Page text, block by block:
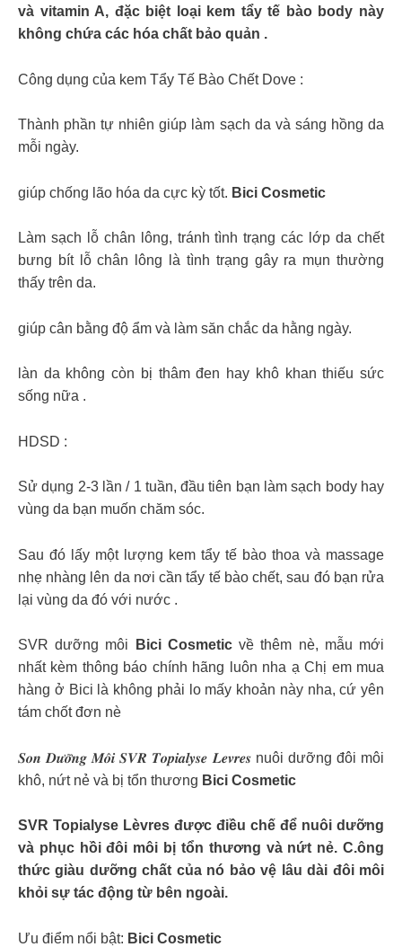
và vitamin A, đặc biệt loại kem tẩy tế bào body này
không chứa các hóa chất bảo quản .
Công dụng của kem Tẩy Tế Bào Chết Dove :
Thành phần tự nhiên giúp làm sạch da và sáng hồng da
mỗi ngày.
giúp chống lão hóa da cực kỳ tốt. Bici Cosmetic
Làm sạch lỗ chân lông, tránh tình trạng các lớp da chết
bưng bít lỗ chân lông là tình trạng gây ra mụn thường
thấy trên da.
giúp cân bằng độ ẩm và làm săn chắc da hằng ngày.
làn da không còn bị thâm đen hay khô khan thiếu sức
sống nữa .
HDSD :
Sử dụng 2-3 lần / 1 tuần, đầu tiên bạn làm sạch body hay
vùng da bạn muốn chăm sóc.
Sau đó lấy một lượng kem tẩy tế bào thoa và massage
nhẹ nhàng lên da nơi cần tẩy tế bào chết, sau đó bạn rửa
lại vùng da đó với nước .
SVR dưỡng môi Bici Cosmeticvề thêm nè, mẫu mới
nhất kèm thông báo chính hãng luôn nha ạ Chị em mua
hàng ở Bici là không phải lo mấy khoản này nha, cứ yên
tám chốt đơn nè
𝑺𝒐𝒏 𝑫𝒖̛𝒐̛̃𝒏𝒈 𝑴𝒐̂𝒊 𝑺𝑽𝑹 𝑻𝒐𝒑𝒊𝒂𝒍𝒚𝒔𝒆 𝑳𝒆𝒗𝒓𝒆𝒔 nuôi dưỡng đôi môi
khô, nứt nẻ và bị tổn thương Bici Cosmetic
SVR Topialyse Lèvres được điều chế để nuôi dưỡng
và phục hồi đôi môi bị tổn thương và nứt nẻ. C.ông
thức giàu dưỡng chất của nó bảo vệ lâu dài đôi môi
khỏi sự tác động từ bên ngoài.
Ưu điểm nổi bật: Bici Cosmetic